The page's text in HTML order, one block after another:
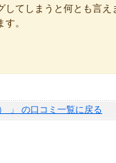
てしまうと何とも言え
。
」 の口コミ一覧に戻る